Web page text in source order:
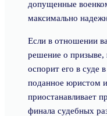
допущенные
максимально
Если в отношении
решение о
оспорит его в суде
поданное юристом
приостанавливает
финала судебных